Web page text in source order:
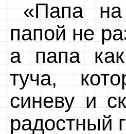
«Папа
папой не
а папа
туча,
синеву и
радостный